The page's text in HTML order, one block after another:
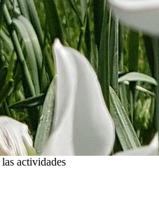
actividades